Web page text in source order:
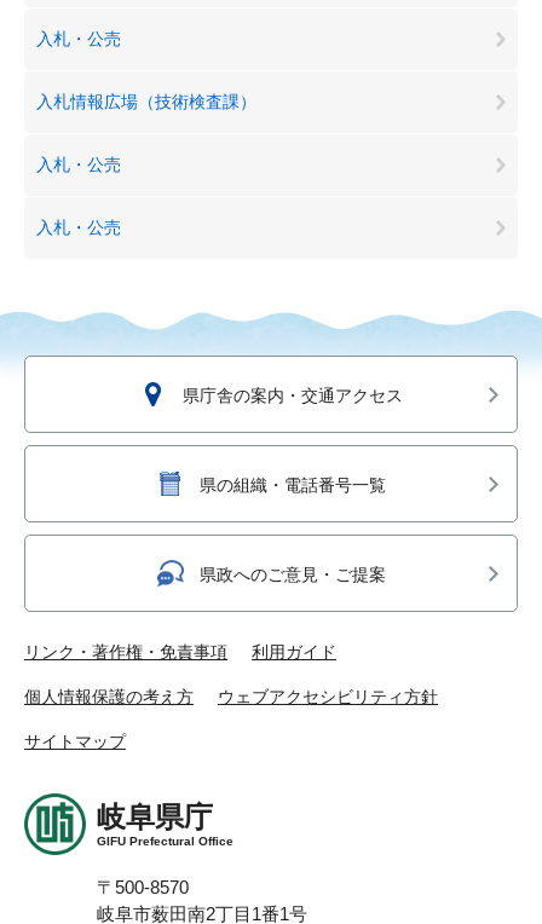
入札・公売
入札情報広場（技術検査課）
入札・公売
入札・公売
県庁舎の案内・交通アクセス
県の組織・電話番号一覧
県政へのご意見・ご提案
リンク・著作権・免責事項 利用ガイド
個人情報保護の考え方 ウェブアクセシビリティ方針
サイトマップ
岐阜県庁
GIFU Prefectural Office
〒500-8570
岐阜市薮田南2丁目1番1号